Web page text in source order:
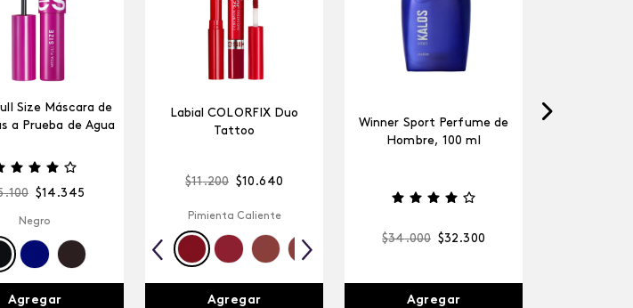
Size Máscara de
a Prueba de Agua
.100 $14 .345
Negro
Agregar
Labial COLORFIX Duo
Tattoo
$11.200 $10 .640
Pimienta Caliente
Agregar
Winner Sport Perfume de
Hombre, 100 ml
$34.000 $32 .300
Agregar